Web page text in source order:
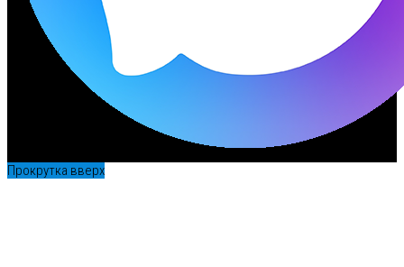
Прокрутка вверх